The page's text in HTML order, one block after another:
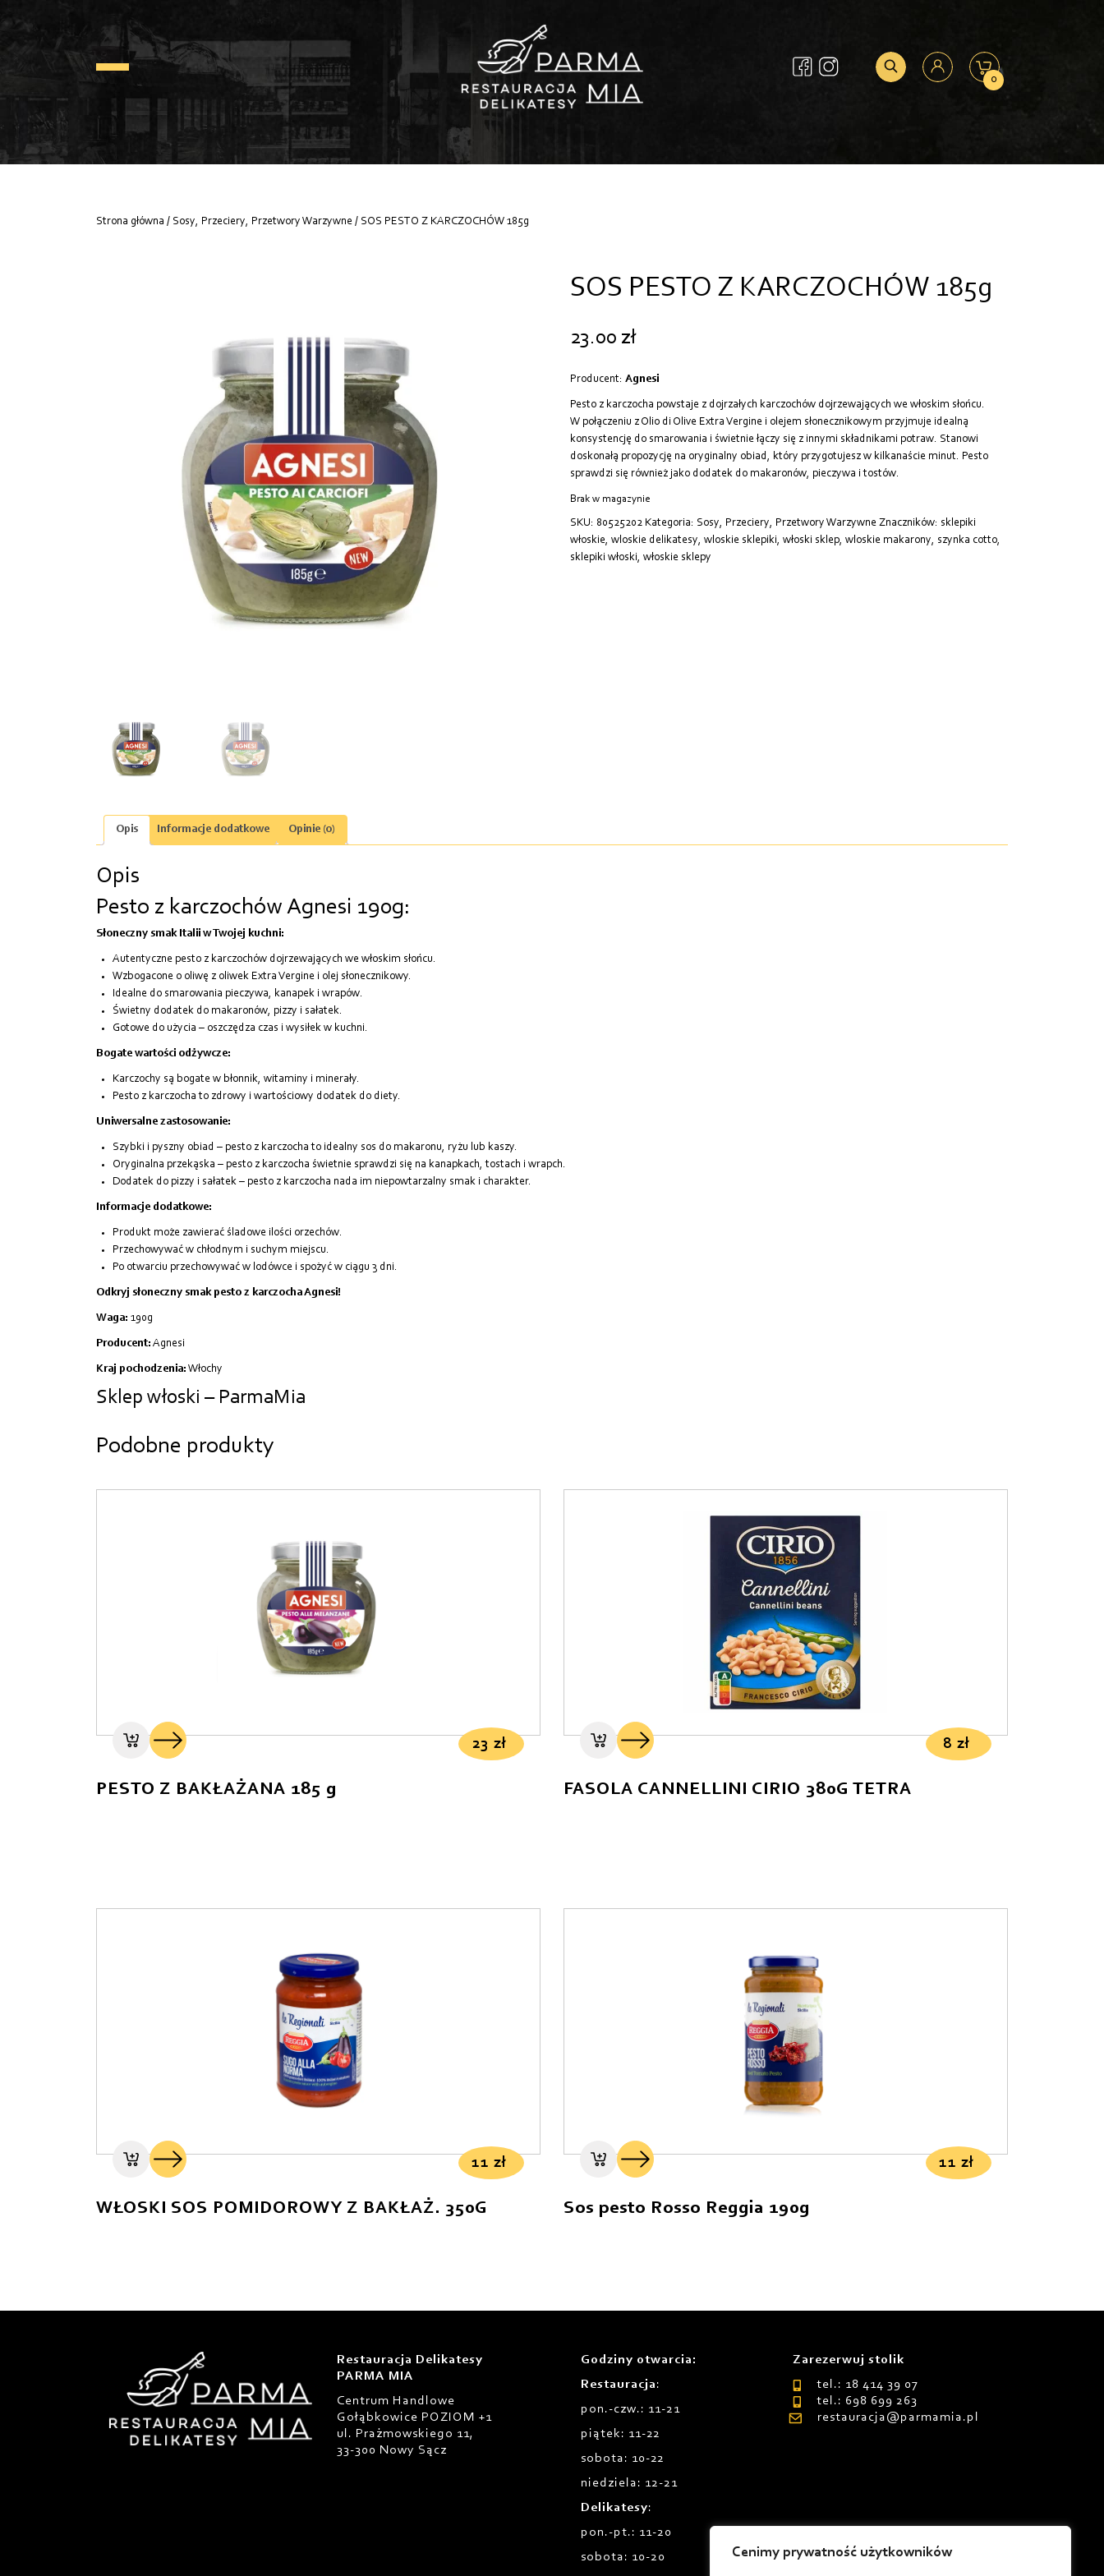
Cenimy prywatność użytkowników
0
Strona główna / Sosy, Przeciery, Przetwory Warzywne / SOS PESTO Z KARCZOCHÓW 185g
SOS PESTO Z KARCZOCHÓW 185g
23.00 zł
Producent:Agnesi
Pesto z karczocha powstaje z dojrzałych karczochów dojrzewających we włoskim słońcu.
W połączeniu z Olio di Olive Extra Vergine i olejem słonecznikowym przyjmuje idealną
konsystencję do smarowania i świetnie łączy się z innymi składnikami potraw. Stanowi
doskonałą propozycję na oryginalny obiad, który przygotujesz w kilkanaście minut. Pesto
sprawdzi się również jako dodatek do makaronów, pieczywa i tostów.
Brak w magazynie
SKU: 80525202 Kategoria: Sosy, Przeciery, Przetwory Warzywne Znaczników: sklepiki
włoskie,wloskie delikatesy,wloskie sklepiki,włoski sklep,wloskie makarony, szynka cotto,
sklepiki włoski,włoskie sklepy
Opis Informacje dodatkowe Opinie (0)
Opis
Pesto z karczochów Agnesi 190g:
Słoneczny smak Italii w Twojej kuchni:
Autentyczne pesto z karczochów dojrzewających we włoskim słońcu.
Wzbogacone o oliwę z oliwek Extra Vergine i olej słonecznikowy.
Idealne do smarowania pieczywa, kanapek i wrapów.
Świetny dodatek do makaronów, pizzy i sałatek.
Gotowe do użycia – oszczędza czas i wysiłek w kuchni.
Bogate wartości odżywcze:
Karczochy są bogate w błonnik, witaminy i minerały.
Pesto z karczocha to zdrowy i wartościowy dodatek do diety.
Uniwersalne zastosowanie:
Szybki i pyszny obiad – pesto z karczocha to idealny sos do makaronu, ryżu lub kaszy.
Oryginalna przekąska – pesto z karczocha świetnie sprawdzi się na kanapkach, tostach i wrapch.
Dodatek do pizzy i sałatek – pesto z karczocha nada im niepowtarzalny smak i charakter.
Informacje dodatkowe:
Produkt może zawierać śladowe ilości orzechów.
Przechowywać w chłodnym i suchym miejscu.
Po otwarciu przechowywać w lodówce i spożyć w ciągu 3 dni.
Odkryj słoneczny smak pesto z karczocha Agnesi!
Waga: 190g
Producent: Agnesi
Kraj pochodzenia: Włochy
Sklep włoski – ParmaMia
Podobne produkty
23 zł
PESTO Z BAKŁAŻANA 185 g
8 zł
FASOLA CANNELLINI CIRIO 380G TETRA
11 zł
WŁOSKI SOS POMIDOROWY Z BAKŁAŻ. 350G
11 zł
Sos pesto Rosso Reggia 190g
Restauracja Delikatesy
PARMA MIA
Centrum Handlowe
Gołąbkowice POZIOM +1
ul. Prażmowskiego 11,
33-300 Nowy Sącz
Godziny otwarcia:
Restauracja:
pon.-czw.: 11-21
piątek: 11-22
sobota: 10-22
niedziela: 12-21
Delikatesy:
pon.-pt.: 11-20
sobota: 10-20
Zarezerwuj stolik
tel.: 18 414 39 07
tel.: 698 699 263
restauracja@parmamia.pl